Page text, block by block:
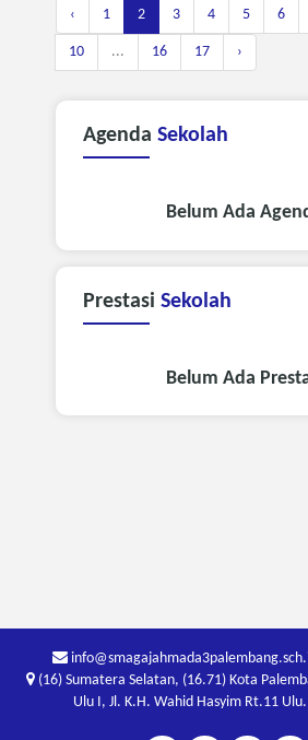
‹ 1 2 3 4 5 6
10 ... 16 17 ›
Agenda Sekolah
Belum Ada
Prestasi Sekolah
Belum Ada
(16) Sumatera Selatan, (16.71) Kota
Ulu I, Jl. K.H. Wahid Hasyim Rt.11